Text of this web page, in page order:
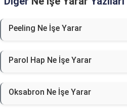
Peeling Ne İşe Yarar
Parol Hap Ne İşe Yarar
Oksabron Ne İşe Yarar